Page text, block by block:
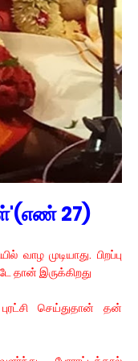
27)
வாழ முடியாது. பிறப்பு
தான் இருக்கிறது
செய்துதான் தன்